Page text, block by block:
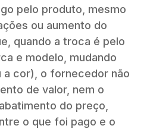
pelo produto, mesmo
ou aumento do
quando a troca é pelo
e modelo, mudando
a cor), o fornecedor não
de valor, nem o
do preço,
o que foi pago e o